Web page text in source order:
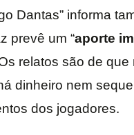
Dantas” informa
prevê um “aporte
relatos são de que
dinheiro nem
dos jogadores.